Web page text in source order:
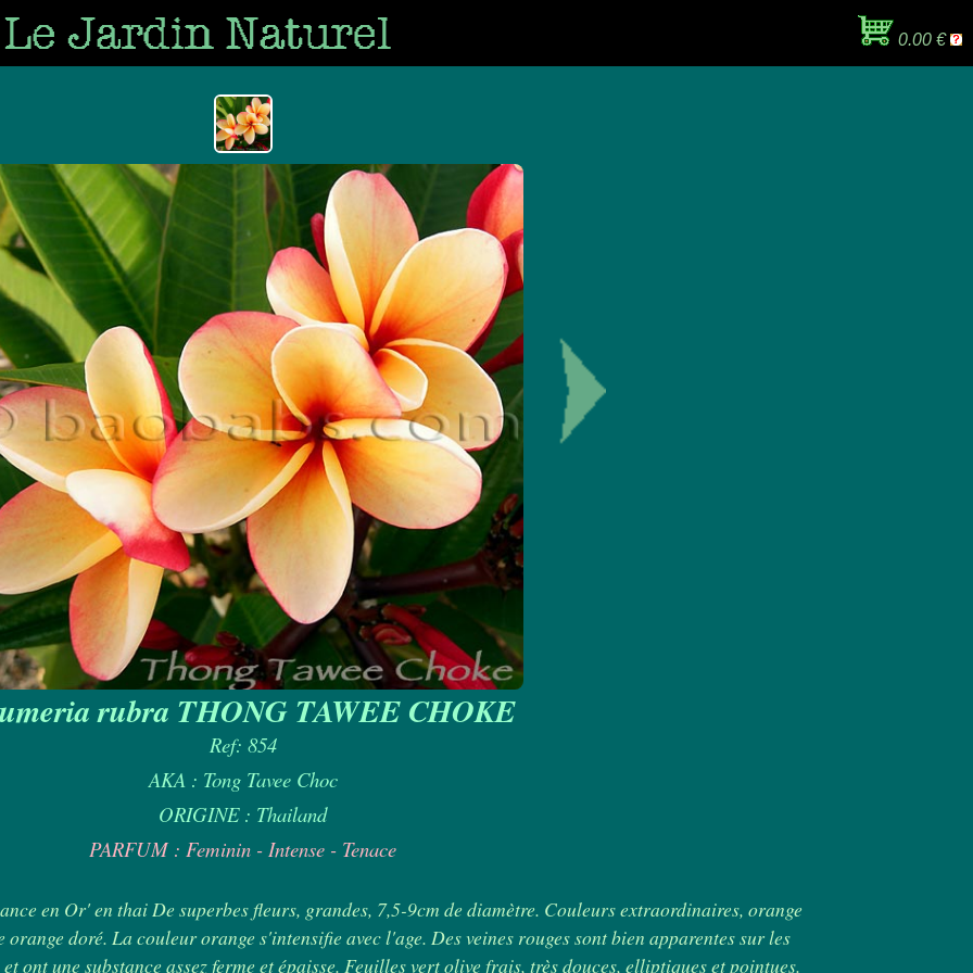
0.00 €
rubra THONG TAWEE CHOKE
Ref: 854
AKA : Tong Tavee Choc
ORIGINE : Thailand
PARFUM : Feminin - Intense - Tenace
en Or' en thai De superbes fleurs, grandes, 7,5-9cm de diamètre. Couleurs extraordinaires, orange
doré. La couleur orange s'intensifie avec l'age. Des veines rouges sont bien apparentes sur les
ont une substance assez ferme et épaisse. Feuilles vert olive frais, très douces, elliptiques et pointues.